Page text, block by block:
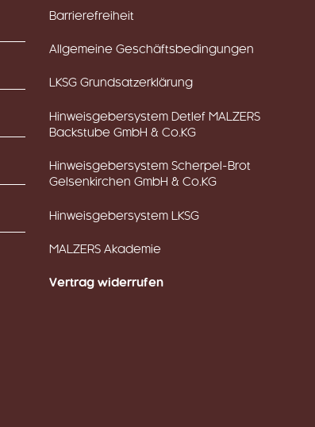
Barrierefreiheit
Allgemeine Geschäftsbedingungen
LKSG Grundsatzerklärung
Hinweisgebersystem Detlef MALZERS
Backstube GmbH & Co.KG
Hinweisgebersystem Scherpel-Brot
Gelsenkirchen GmbH & Co.KG
Hinweisgebersystem LKSG
MALZERS Akademie
Vertrag widerrufen